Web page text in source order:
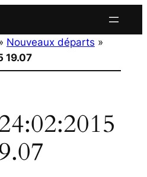
Nouveaux départs »
19.07